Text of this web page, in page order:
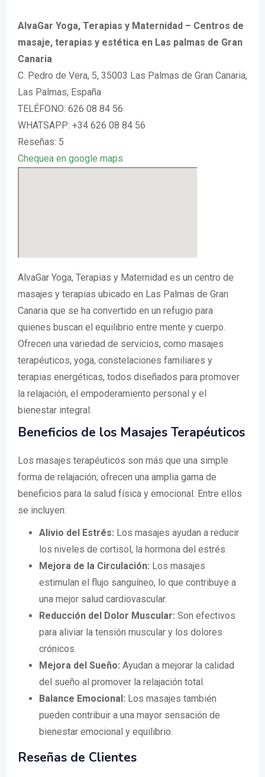
AlvaGar Yoga, Terapias y Maternidad – Centros de
masaje, terapias y estética en Las palmas de Gran
Canaria
C. Pedro de Vera, 5, 35003 Las Palmas de Gran Canaria,
Las Palmas, España
TELÉFONO: 626 08 84 56
WHATSAPP: +34 626 08 84 56
Reseñas: 5
Chequea en google maps
AlvaGar Yoga, Terapias y Maternidad es un centro de
masajes y terapias ubicado en Las Palmas de Gran
Canaria que se ha convertido en un refugio para
quienes buscan el equilibrio entre mente y cuerpo.
Ofrecen una variedad de servicios, como masajes
terapéuticos, yoga, constelaciones familiares y
terapias energéticas, todos diseñados para promover
la relajación, el empoderamiento personal y el
bienestar integral.
Beneficios de los Masajes Terapéuticos
Los masajes terapéuticos son más que una simple
forma de relajación; ofrecen una amplia gama de
beneficios para la salud física y emocional. Entre ellos
se incluyen:
Alivio del Estrés: Los masajes ayudan a reducir
los niveles de cortisol, la hormona del estrés.
Mejora de la Circulación: Los masajes
estimulan el flujo sanguíneo, lo que contribuye a
una mejor salud cardiovascular.
Reducción del Dolor Muscular: Son efectivos
para aliviar la tensión muscular y los dolores
crónicos.
Mejora del Sueño: Ayudan a mejorar la calidad
del sueño al promover la relajación total.
Balance Emocional: Los masajes también
pueden contribuir a una mayor sensación de
bienestar emocional y equilibrio.
Reseñas de Clientes